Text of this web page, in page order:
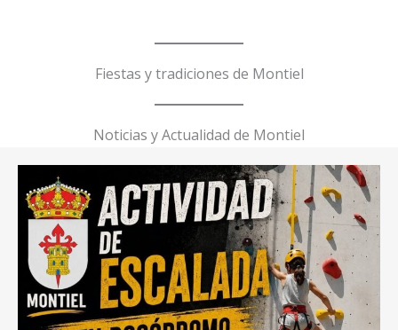
Fiestas y tradiciones de Montiel
Noticias y Actualidad de Montiel